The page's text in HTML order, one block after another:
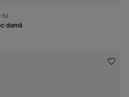
52
damă